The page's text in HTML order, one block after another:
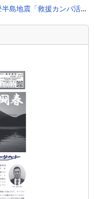
【能登半島地震「救援カンパ活動」実施】